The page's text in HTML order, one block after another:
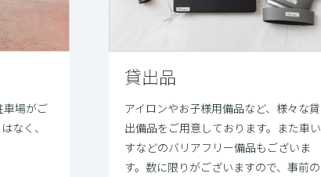
車場がご
なく、
貸出品
アイロンやお子様用備品など、様々な貸
出備品をご用意しております。また車い
すなどのバリアフリー備品もございま
す。数に限りがございますので、事前の